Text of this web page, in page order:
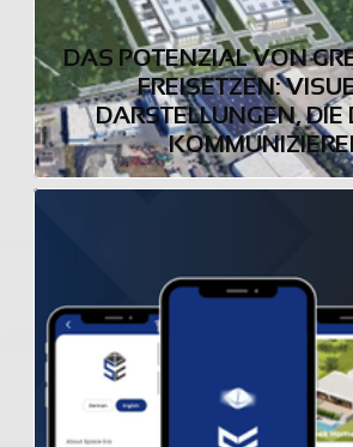
DAS POTENZIAL VON
FREISETZEN:
DARSTELLUNGEN, DIE